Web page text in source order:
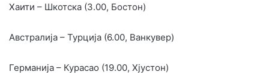
Хаити – Шкотска (3.00, Бостон)
Австралија – Турција (6.00, Ванкувер)
Германија – Курасао (19.00, Хјустон)